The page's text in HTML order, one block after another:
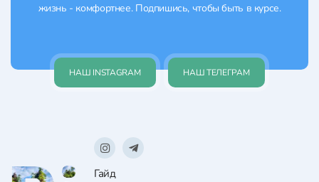
жизнь - комфортнее. Подпишись, чтобы быть в курсе.
НАШ INSTAGRAM НАШ ТЕЛЕГРАМ
Гайд